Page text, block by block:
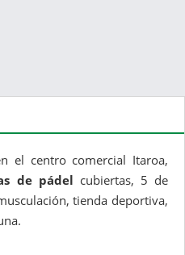
el centro comercial Itaroa,
de pádel cubiertas, 5 de
tienda deportiva,